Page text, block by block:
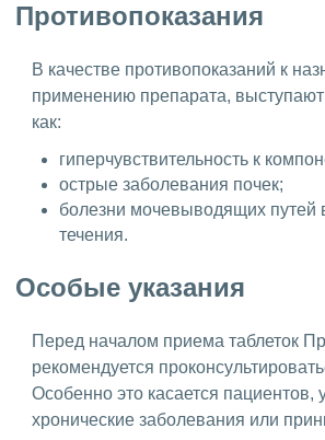
Противопоказания
В качестве противопоказаний к
применению препарата,
как:
гиперчувствительность к
острые заболевания почек;
болезни мочевыводящих путей
течения.
Особые указания
Перед началом приема таблеток
рекомендуется
Особенно это касается пациентов,
хронические заболевания или